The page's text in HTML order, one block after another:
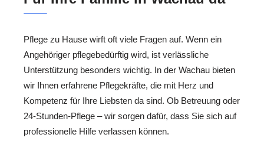
Pflege zu Hause wirft oft viele Fragen auf. Wenn ein
Angehöriger pflegebedürftig wird, ist verlässliche
Unterstützung besonders wichtig. In der Wachau bieten
wir Ihnen erfahrene Pflegekräfte, die mit Herz und
Kompetenz für Ihre Liebsten da sind. Ob Betreuung oder
24-Stunden-Pflege – wir sorgen dafür, dass Sie sich auf
professionelle Hilfe verlassen können.